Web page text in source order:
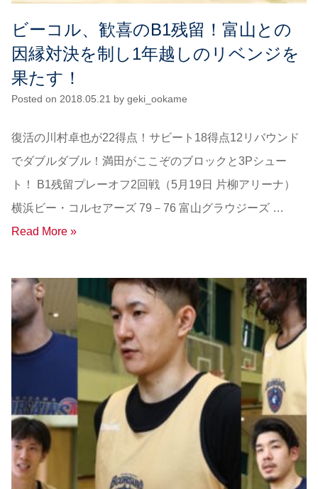
ビーコル、歓喜のB1残留！富山との
因縁対決を制し1年越しのリベンジを
果たす！
Posted on 2018.05.21 by geki_ookame
復活の川村卓也が22得点！サビート18得点12リバウンド
でダブルダブル！満田がここぞのブロックと3Pシュー
ト！ B1残留プレーオフ2回戦（5月19日 片柳アリーナ）
横浜ビー・コルセアーズ 79－76 富山グラウジーズ …
Read More »